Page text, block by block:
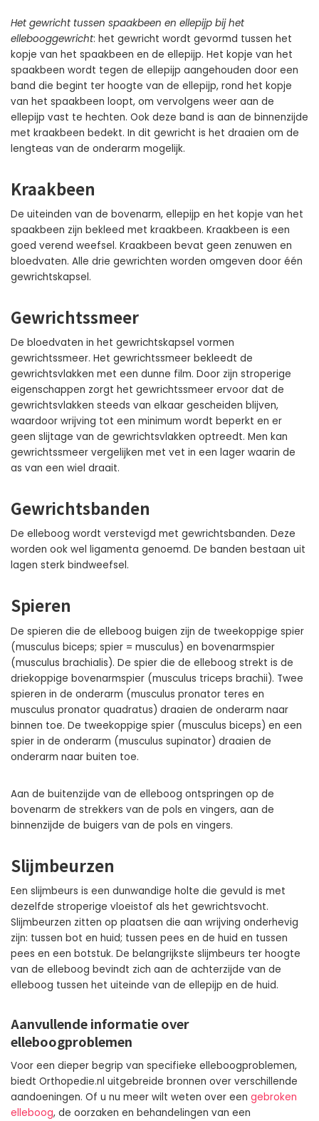
Het gewricht tussen spaakbeen en ellepijp bij het
ellebooggewricht: het gewricht wordt gevormd tussen het
kopje van het spaakbeen en de ellepijp. Het kopje van het
spaakbeen wordt tegen de ellepijp aangehouden door een
band die begint ter hoogte van de ellepijp, rond het kopje
van het spaakbeen loopt, om vervolgens weer aan de
ellepijp vast te hechten. Ook deze band is aan de binnenzijde
met kraakbeen bedekt. In dit gewricht is het draaien om de
lengteas van de onderarm mogelijk.
Kraakbeen
De uiteinden van de bovenarm, ellepijp en het kopje van het
spaakbeen zijn bekleed met kraakbeen. Kraakbeen is een
goed verend weefsel. Kraakbeen bevat geen zenuwen en
bloedvaten. Alle drie gewrichten worden omgeven door één
gewrichtskapsel.
Gewrichtssmeer
De bloedvaten in het gewrichtskapsel vormen
gewrichtssmeer. Het gewrichtssmeer bekleedt de
gewrichtsvlakken met een dunne film. Door zijn stroperige
eigenschappen zorgt het gewrichtssmeer ervoor dat de
gewrichtsvlakken steeds van elkaar gescheiden blijven,
waardoor wrijving tot een minimum wordt beperkt en er
geen slijtage van de gewrichtsvlakken optreedt. Men kan
gewrichtssmeer vergelijken met vet in een lager waarin de
as van een wiel draait.
Gewrichtsbanden
De elleboog wordt verstevigd met gewrichtsbanden. Deze
worden ook wel ligamenta genoemd. De banden bestaan uit
lagen sterk bindweefsel.
Spieren
De spieren die de elleboog buigen zijn de tweekoppige spier
(musculus biceps; spier = musculus) en bovenarmspier
(musculus brachialis). De spier die de elleboog strekt is de
driekoppige bovenarmspier (musculus triceps brachii). Twee
spieren in de onderarm (musculus pronator teres en
musculus pronator quadratus) draaien de onderarm naar
binnen toe. De tweekoppige spier (musculus biceps) en een
spier in de onderarm (musculus supinator) draaien de
onderarm naar buiten toe.
Aan de buitenzijde van de elleboog ontspringen op de
bovenarm de strekkers van de pols en vingers, aan de
binnenzijde de buigers van de pols en vingers.
Slijmbeurzen
Een slijmbeurs is een dunwandige holte die gevuld is met
dezelfde stroperige vloeistof als het gewrichtsvocht.
Slijmbeurzen zitten op plaatsen die aan wrijving onderhevig
zijn: tussen bot en huid; tussen pees en de huid en tussen
pees en een botstuk. De belangrijkste slijmbeurs ter hoogte
van de elleboog bevindt zich aan de achterzijde van de
elleboog tussen het uiteinde van de ellepijp en de huid.
Aanvullende informatie over
elleboogproblemen
Voor een dieper begrip van specifieke elleboogproblemen,
biedt Orthopedie.nl uitgebreide bronnen over verschillende
aandoeningen. Of u nu meer wilt weten over een gebroken
elleboog, de oorzaken en behandelingen van een